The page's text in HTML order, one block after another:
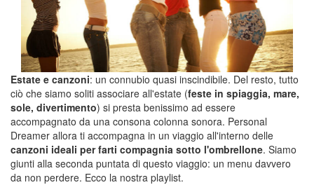
Estate e canzoni: un connubio quasi inscindibile. Del resto, tutto
ciò che siamo soliti associare all'estate (feste in spiaggia, mare,
sole, divertimento) si presta benissimo ad essere
accompagnato da una consona colonna sonora. Personal
Dreamer allora ti accompagna in un viaggio all'interno delle
canzoni ideali per farti compagnia sotto l'ombrellone. Siamo
giunti alla seconda puntata di questo viaggio: un menu davvero
da non perdere. Ecco la nostra playlist.